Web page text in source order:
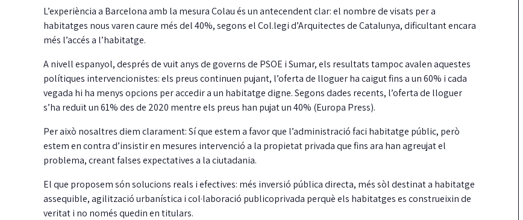
L’experiència a Barcelona amb la mesura Colau és un antecendent clar: el nombre de visats per a
habitatges nous varen caure més del 40%, segons el Col.legi d’Arquitectes de Catalunya, dificultant encara
més l’accés a l’habitatge.
A nivell espanyol, després de vuit anys de governs de PSOE i Sumar, els resultats tampoc avalen aquestes
polítiques intervencionistes: els preus continuen pujant, l’oferta de lloguer ha caigut fins a un 60% i cada
vegada hi ha menys opcions per accedir a un habitatge digne. Segons dades recents, l’oferta de lloguer
s’ha reduït un 61% des de 2020 mentre els preus han pujat un 40% (Europa Press).
Per això nosaltres diem clarament: Sí que estem a favor que l’administració faci habitatge públic, però
estem en contra d’insistir en mesures intervenció a la propietat privada que fins ara han agreujat el
problema, creant falses expectatives a la ciutadania.
El que proposem són solucions reals i efectives: més inversió pública directa, més sòl destinat a habitatge
assequible, agilització urbanística i col·laboració publicoprivada perquè els habitatges es construeixin de
veritat i no només quedin en titulars.